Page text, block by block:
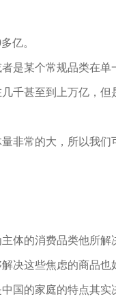
亿。
是某个常规品类在单
千甚至到上万亿，但
非常的大，所以我们
体的消费品类他所解
决这些焦虑的商品也
国的家庭的特点其实